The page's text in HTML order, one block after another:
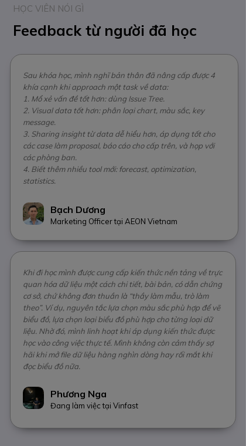
Feedback từ người đã học
HỌC VIÊN NÓI GÌ
Sau khóa học, mình nghĩ bản thân đã nâng cấp được 4
khía cạnh khi approach một task về data:
1. Mổ xẻ vấn đề tốt hơn: dùng Issue Tree.
2. Visual data tốt hơn: phân loại chart, màu sắc, key
message.
3. Sharing insight từ data dễ hiểu hơn, áp dụng tốt cho
các case làm proposal, báo cáo cho cấp trên, và họp với
các phòng ban.
4. Biết thêm nhiều tool mới: forecast, optimization,
statistics.
Bạch Dương
Marketing Officer tại AEON Vietnam
Khi đi học mình được cung cấp kiến thức nền tảng về trực
quan hóa dữ liệu một cách chi tiết, bài bản, có dẫn chứng
cơ sở, chứ không đơn thuần là “thầy làm mẫu, trò làm
theo”. Ví dụ, nguyên tắc lựa chọn màu sắc phù hợp để vẽ
biểu đồ, lựa chọn loại biểu đồ phù hợp cho từng loại dữ
liệu. Nhờ đó, mình linh hoạt khi áp dụng kiến thức được
học vào công việc thực tế. Mình không còn cảm thấy sợ
hãi khi mở file dữ liệu hàng nghìn dòng hay rối mắt khi
đọc biểu đồ nữa.
Phương Nga
Đang làm việc tại Vinfast